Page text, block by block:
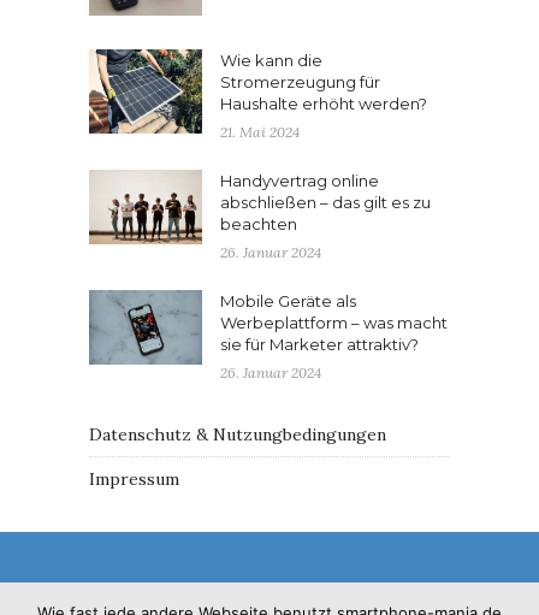
Wie kann die
Stromerzeugung für
Haushalte erhöht werden?
21. Mai 2024
Handyvertrag online
abschließen – das gilt es zu
beachten
26. Januar 2024
Mobile Geräte als
Werbeplattform – was macht
sie für Marketer attraktiv?
26. Januar 2024
Datenschutz & Nutzungbedingungen
Impressum